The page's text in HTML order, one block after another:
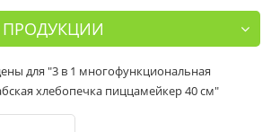
ПРОДУКЦИИ
для "3 в 1 многофункциональная
хлебопечка пиццамейкер 40 см"